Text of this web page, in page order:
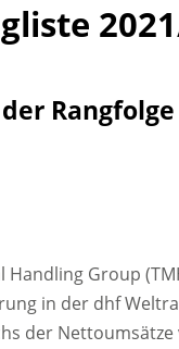
Rangfolge
Group
in der dhf
der Nettoumsätze